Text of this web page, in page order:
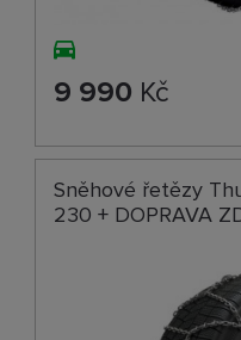
9 990 Kč
Sněhové řetězy
230 + DOPRAVA